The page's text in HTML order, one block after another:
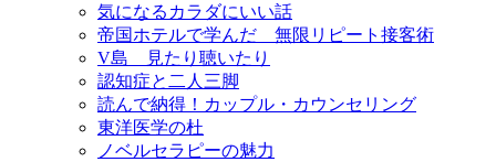
気になるカラダにいい話
帝国ホテルで学んだ 無限リピート接客術
V島 見たり聴いたり
認知症と二人三脚
読んで納得！カップル・カウンセリング
東洋医学の杜
ノベルセラピーの魅力